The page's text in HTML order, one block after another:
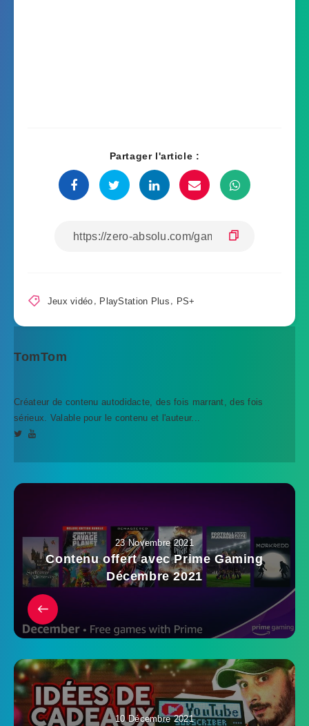
Partager l'article :
Jeux vidéo , PlayStation Plus , PS+
TomTom
Créateur de contenu autodidacte, des fois marrant, des fois
sérieux. Valable pour le contenu et l'auteur...
23 Novembre 2021
Contenu offert avec Prime Gaming
Décembre 2021
10 Décembre 2021